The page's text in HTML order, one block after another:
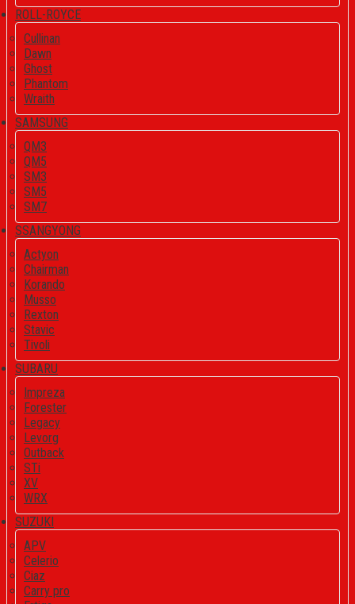
ROLL-ROYCE
Cullinan
Dawn
Ghost
Phantom
Wraith
SAMSUNG
QM3
QM5
SM3
SM5
SM7
SSANGYONG
Actyon
Chairman
Korando
Musso
Rexton
Stavic
Tivoli
SUBARU
Impreza
Forester
Legacy
Levorg
Outback
STi
XV
WRX
SUZUKI
APV
Celerio
Ciaz
Carry pro